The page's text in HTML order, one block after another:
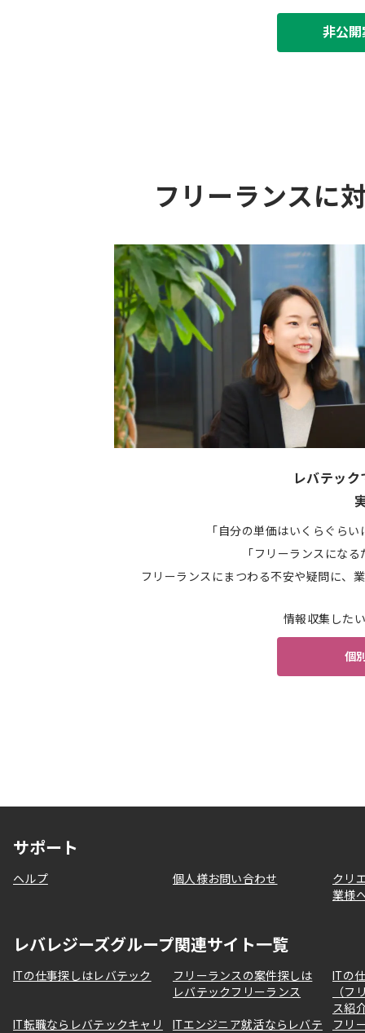
非公
フリーランスに
レバテッ
「自分の単価はいくらぐら
「フリーランスにな
フリーランスにまつわる不安や疑問に、
情報収集した
個
サポート
ヘルプ 個人様お問い合わせ
クリ
業様
レバレジーズグループ関連サイト一覧
ITの仕事探しはレバテック
フリーランスの案件探しは
レバテックフリーランス
ITの
（フ
ス紹
IT転職ならレバテックキャリ
ITエンジニア就活ならレバテ
フリ